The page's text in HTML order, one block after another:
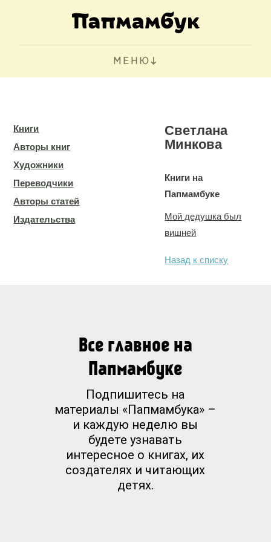
МЕНЮ
Книги
Авторы книг
Художники
Переводчики
Авторы статей
Издательства
Светлана
Минкова
Книги на
Папмамбуке
Мой дедушка был
вишней
Назад к списку
Все главное на
Папмамбуке
Подпишитесь на
материалы «Папмамбука» –
и каждую неделю вы
будете узнавать
интересное о книгах, их
создателях и читающих
детях.